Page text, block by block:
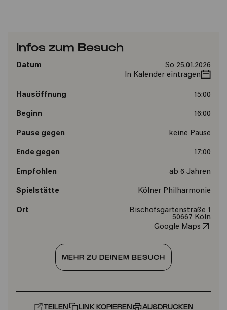
Infos zum Besuch
Datum
So 25.01.2026
In Kalender eintragen
Hausöffnung 15:00
Beginn 16:00
Pause gegen keine Pause
Ende gegen 17:00
Empfohlen ab 6 Jahren
Spielstätte Kölner Philharmonie
Ort
Bischofsgartenstraße 1
50667 Köln
Google Maps
MEHR ZU DEINEM BESUCH
TEILEN LINK KOPIEREN AUSDRUCKEN